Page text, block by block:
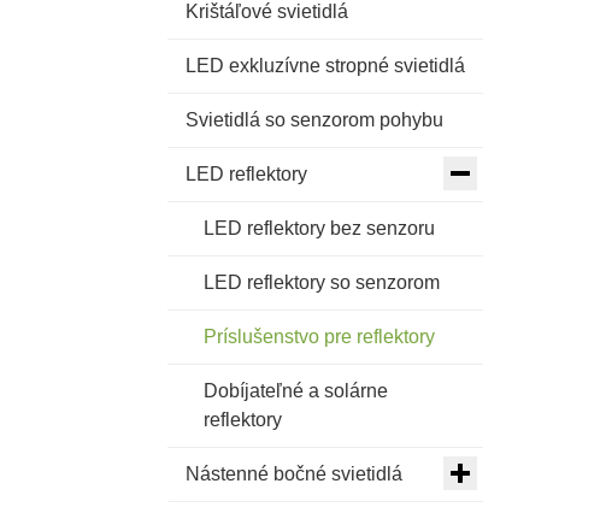
Krištáľové svietidlá
LED exkluzívne stropné svietidlá
Svietidlá so senzorom pohybu
LED reflektory
LED reflektory bez senzoru
LED reflektory so senzorom
Príslušenstvo pre reflektory
Dobíjateľné a solárne
reflektory
Nástenné bočné svietidlá